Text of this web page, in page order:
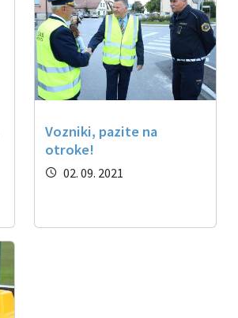
Vozniki, pazite na
otroke!
02. 09. 2021